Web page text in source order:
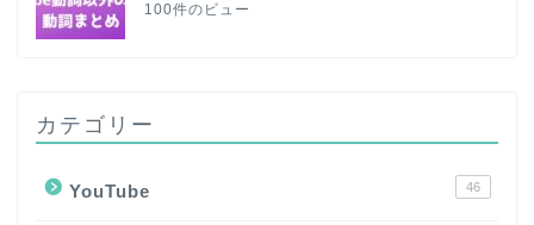
100件のビュー
カテゴリー
YouTube 46